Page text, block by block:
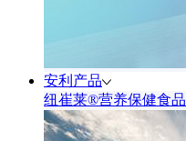
安利产品
纽崔莱®营养保健食品